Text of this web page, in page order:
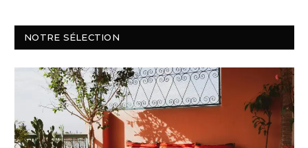
NOTRE SÉLECTION